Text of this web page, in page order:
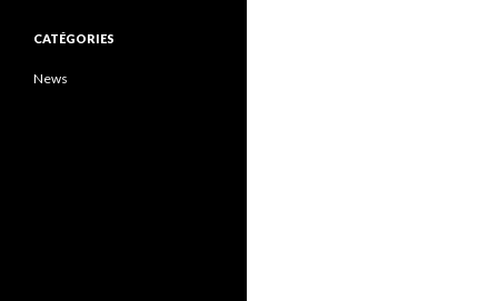
CATÉGORIES
News